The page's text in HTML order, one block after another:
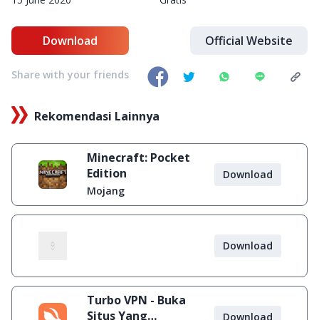
Download Official Website
Share with your friends
Rekomendasi Lainnya
Minecraft: Pocket
Edition
Mojang
Download
Download
Turbo VPN - Buka
Situs Yang
Download